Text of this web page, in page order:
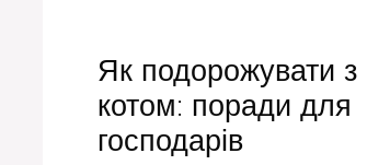
Як подорожувати з
котом: поради для
господарів